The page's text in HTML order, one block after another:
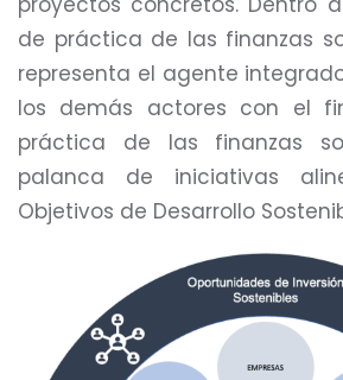
de práctica de las finanzas
representa el agente
los demás actores con el
práctica de las finanzas
palanca de iniciativas
Objetivos de Desarrollo